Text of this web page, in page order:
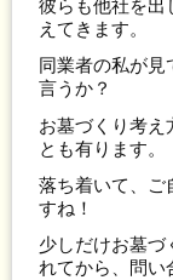
彼らも他社を出
えてきます。
同業者の私が見
言うか？
お墓づくり考え
とも有ります。
落ち着いて、ご
すね！
少しだけお墓づ
れてから、問い